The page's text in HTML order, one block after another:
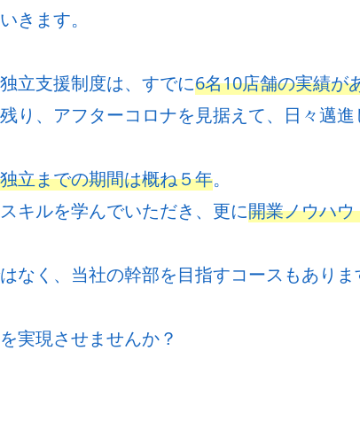
きます。
立支援制度は、すでに6名10店舗の実績が
り、アフターコロナを見据えて、日々邁進
独立までの期間は概ね５年。
キルを学んでいただき、更に開業ノウハ
なく、当社の幹部を目指すコースもありま
実現させませんか？